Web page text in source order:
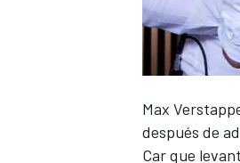
Max
después de
Car que